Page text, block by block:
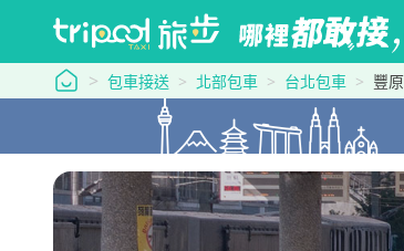
tripool 旅步
包車接送 北部包車 台北包車 豐